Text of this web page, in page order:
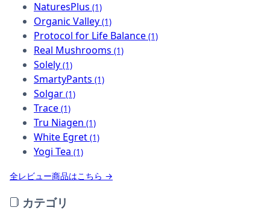
NaturesPlus (1)
Organic Valley (1)
Protocol for Life Balance (1)
Real Mushrooms (1)
Solely (1)
SmartyPants (1)
Solgar (1)
Trace (1)
Tru Niagen (1)
White Egret (1)
Yogi Tea (1)
全レビュー商品はこちら →
カテゴリ